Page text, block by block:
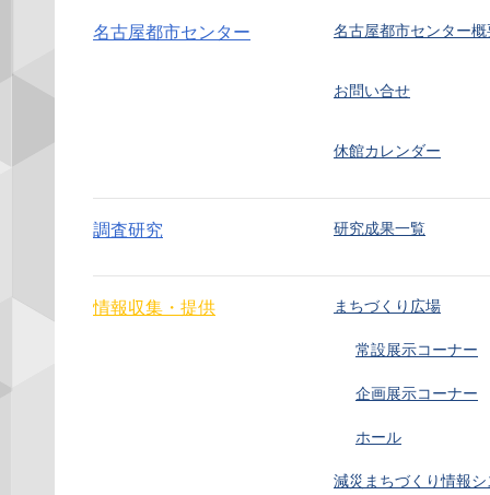
名古屋都市センター 名古屋都市センター概
お問い合せ
休館カレンダー
調査研究 研究成果一覧
情報収集・提供 まちづくり広場
常設展示コーナー
企画展示コーナー
ホール
減災まちづくり情報